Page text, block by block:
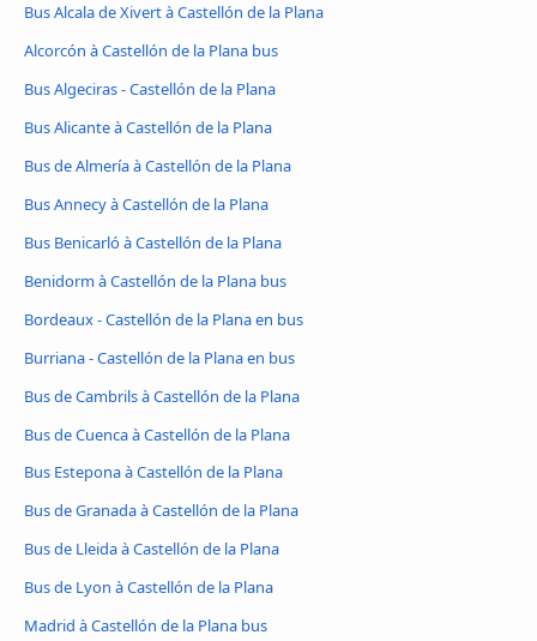
Bus Alcala de Xivert à Castellón de la Plana
Alcorcón à Castellón de la Plana bus
Bus Algeciras - Castellón de la Plana
Bus Alicante à Castellón de la Plana
Bus de Almería à Castellón de la Plana
Bus Annecy à Castellón de la Plana
Bus Benicarló à Castellón de la Plana
Benidorm à Castellón de la Plana bus
Bordeaux - Castellón de la Plana en bus
Burriana - Castellón de la Plana en bus
Bus de Cambrils à Castellón de la Plana
Bus de Cuenca à Castellón de la Plana
Bus Estepona à Castellón de la Plana
Bus de Granada à Castellón de la Plana
Bus de Lleida à Castellón de la Plana
Bus de Lyon à Castellón de la Plana
Madrid à Castellón de la Plana bus